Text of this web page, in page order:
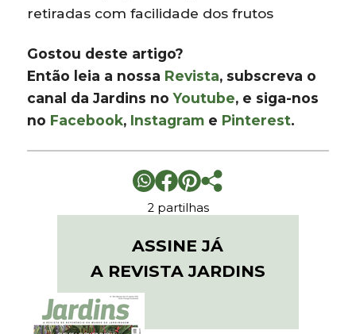
retiradas com facilidade dos frutos
Gostou deste artigo?
Então leia a nossa Revista, subscreva o
canal da Jardins noYoutube, e siga-nos
no Facebook, Instagram e Pinterest.
2 partilhas
ASSINE JÁ
A REVISTA JARDINS